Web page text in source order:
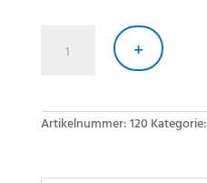
30cm +
Artikelnummer:120 Kategorie: